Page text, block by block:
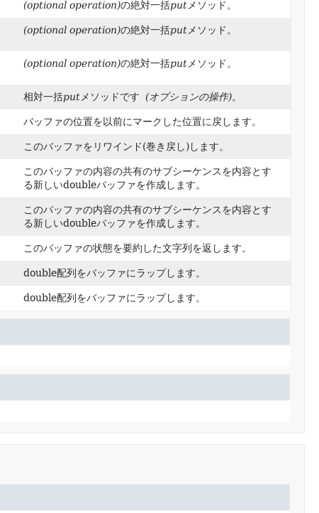
(optional operation)の絶対一括put メソッド。
(optional operation)の絶対一括put メソッド。
(optional operation)の絶対一括put メソッド。
相対一括put メソッドです (オプションの操作)。
バッファの位置を以前にマークした位置に戻します。
このバッファをリワインド(巻き戻し)します。
このバッファの内容の共有のサブシーケンスを内容とす
る新しいdoubleバッファを作成します。
このバッファの内容の共有のサブシーケンスを内容とす
る新しいdoubleバッファを作成します。
このバッファの状態を要約した文字列を返します。
double配列をバッファにラップします。
double配列をバッファにラップします。